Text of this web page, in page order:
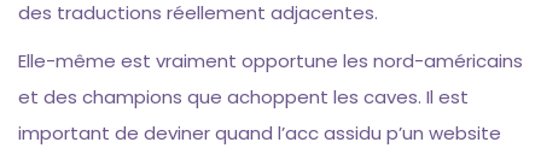
des traductions réellement adjacentes.
Elle-même est vraiment opportune les nord-américains
et des champions que achoppent les caves. Il est
important de deviner quand l’acc assidu p’un website